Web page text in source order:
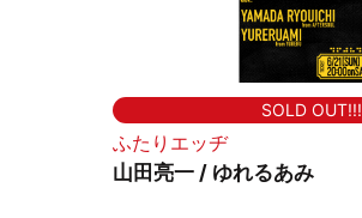
SOLD OUT!!!
ふたりエッヂ
山田亮一 / ゆれるあみ